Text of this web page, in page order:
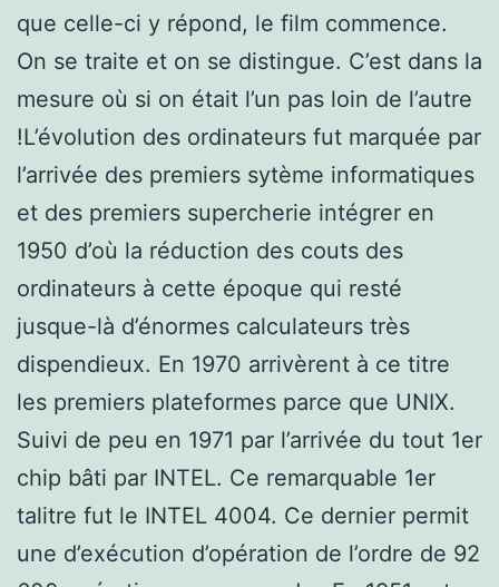
que celle-ci y répond, le film commence.
On se traite et on se distingue. C’est dans la
mesure où si on était l’un pas loin de l’autre
!L’évolution des ordinateurs fut marquée par
l’arrivée des premiers sytème informatiques
et des premiers supercherie intégrer en
1950 d’où la réduction des couts des
ordinateurs à cette époque qui resté
jusque-là d’énormes calculateurs très
dispendieux. En 1970 arrivèrent à ce titre
les premiers plateformes parce que UNIX.
Suivi de peu en 1971 par l’arrivée du tout 1er
chip bâti par INTEL. Ce remarquable 1er
talitre fut le INTEL 4004. Ce dernier permit
une d’exécution d’opération de l’ordre de 92